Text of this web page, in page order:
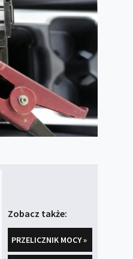
Zobacz także:
PRZELICZNIK MOCY »